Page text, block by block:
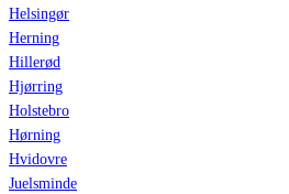
Helsingør
Herning
Hillerød
Hjørring
Holstebro
Hørning
Hvidovre
Juelsminde